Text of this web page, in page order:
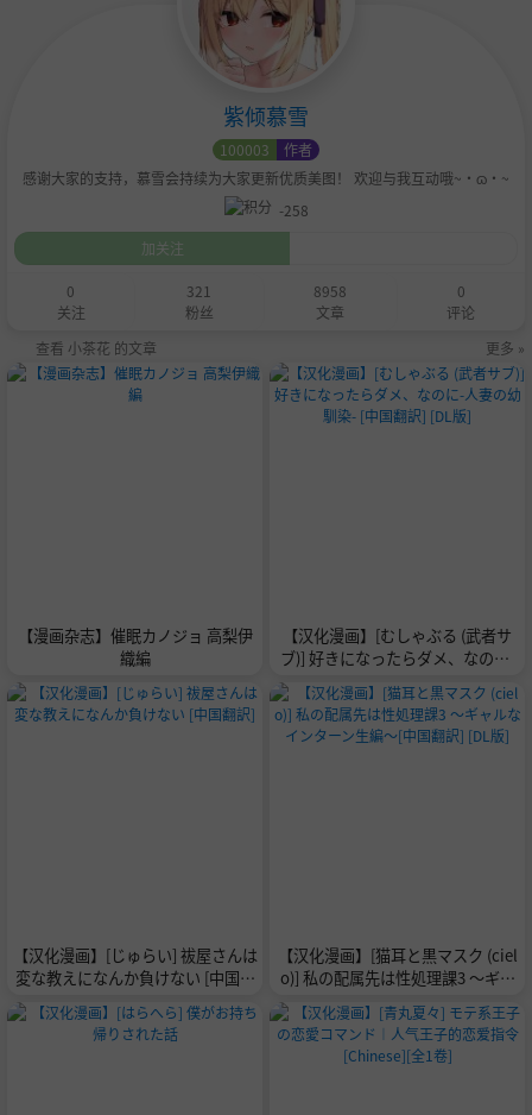
紫倾慕雪
100003
作者
感谢大家的支持，慕雪会持续为大家更新优质美图！ 欢迎与我互动哦~•ɷ•~
-258
加关注
0
关注
321
粉丝
8958
文章
0
评论
查看 小茶花 的文章
更多 »
【漫画杂志】催眠カノジョ 高梨伊
織編
【汉化漫画】[むしゃぶる (武者サ
ブ)] 好きになったらダメ、なのに-
【汉化漫画】[じゅらい] 祓屋さんは
変な教えになんか負けない [中国翻
【汉化漫画】[猫耳と黒マスク (ciel
o)] 私の配属先は性処理課3 〜ギャ
ルなインターン生編〜[中国翻訳] [D
L版]